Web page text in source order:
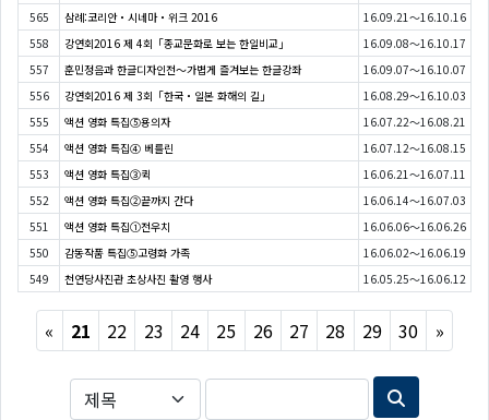
565
삼례:코리안・시네마・위크 2016
16.09.21～16.10.16
558
강연회2016 제 4회「종교문화로 보는 한일비교」
16.09.08～16.10.17
557
훈민정음과 한글디자인전～가볍게 즐겨보는 한글강좌
16.09.07～16.10.07
556
강연회2016 제 3회「한국・일본 화해의 길」
16.08.29～16.10.03
555
액션 영화 특집⑤용의자
16.07.22～16.08.21
554
액션 영화 특집④ 베를린
16.07.12～16.08.15
553
액션 영화 특집③퀵
16.06.21～16.07.11
552
액션 영화 특집②끝까지 간다
16.06.14～16.07.03
551
액션 영화 특집①전우치
16.06.06～16.06.26
550
감동작품 특집⑤고령화 가족
16.06.02～16.06.19
549
천연당사진관 초상사진 촬영 행사 16.05.25～16.06.12
« Previous
21 22 23 24 25 26 27 28 29 30 »Next